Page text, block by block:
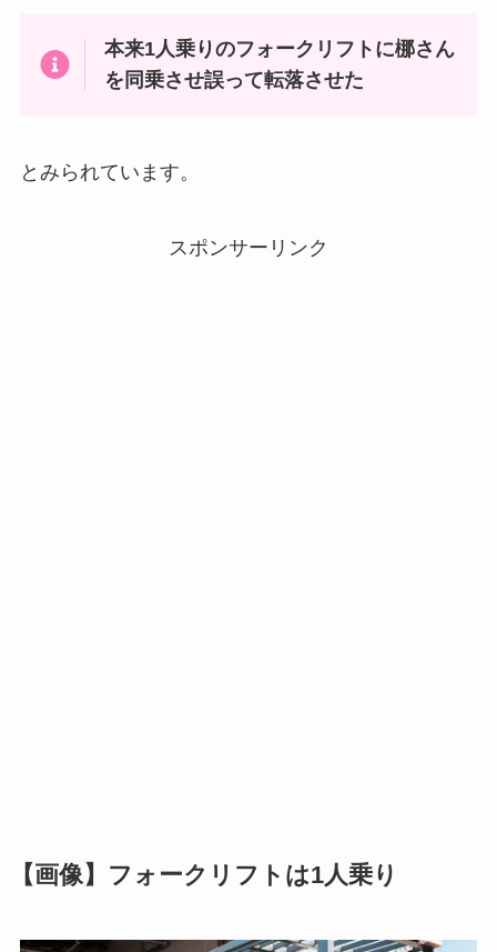
本来1人乗りのフォークリフトに梛さん
を同乗させ誤って転落させた
とみられています。
スポンサーリンク
【画像】フォークリフトは1人乗り